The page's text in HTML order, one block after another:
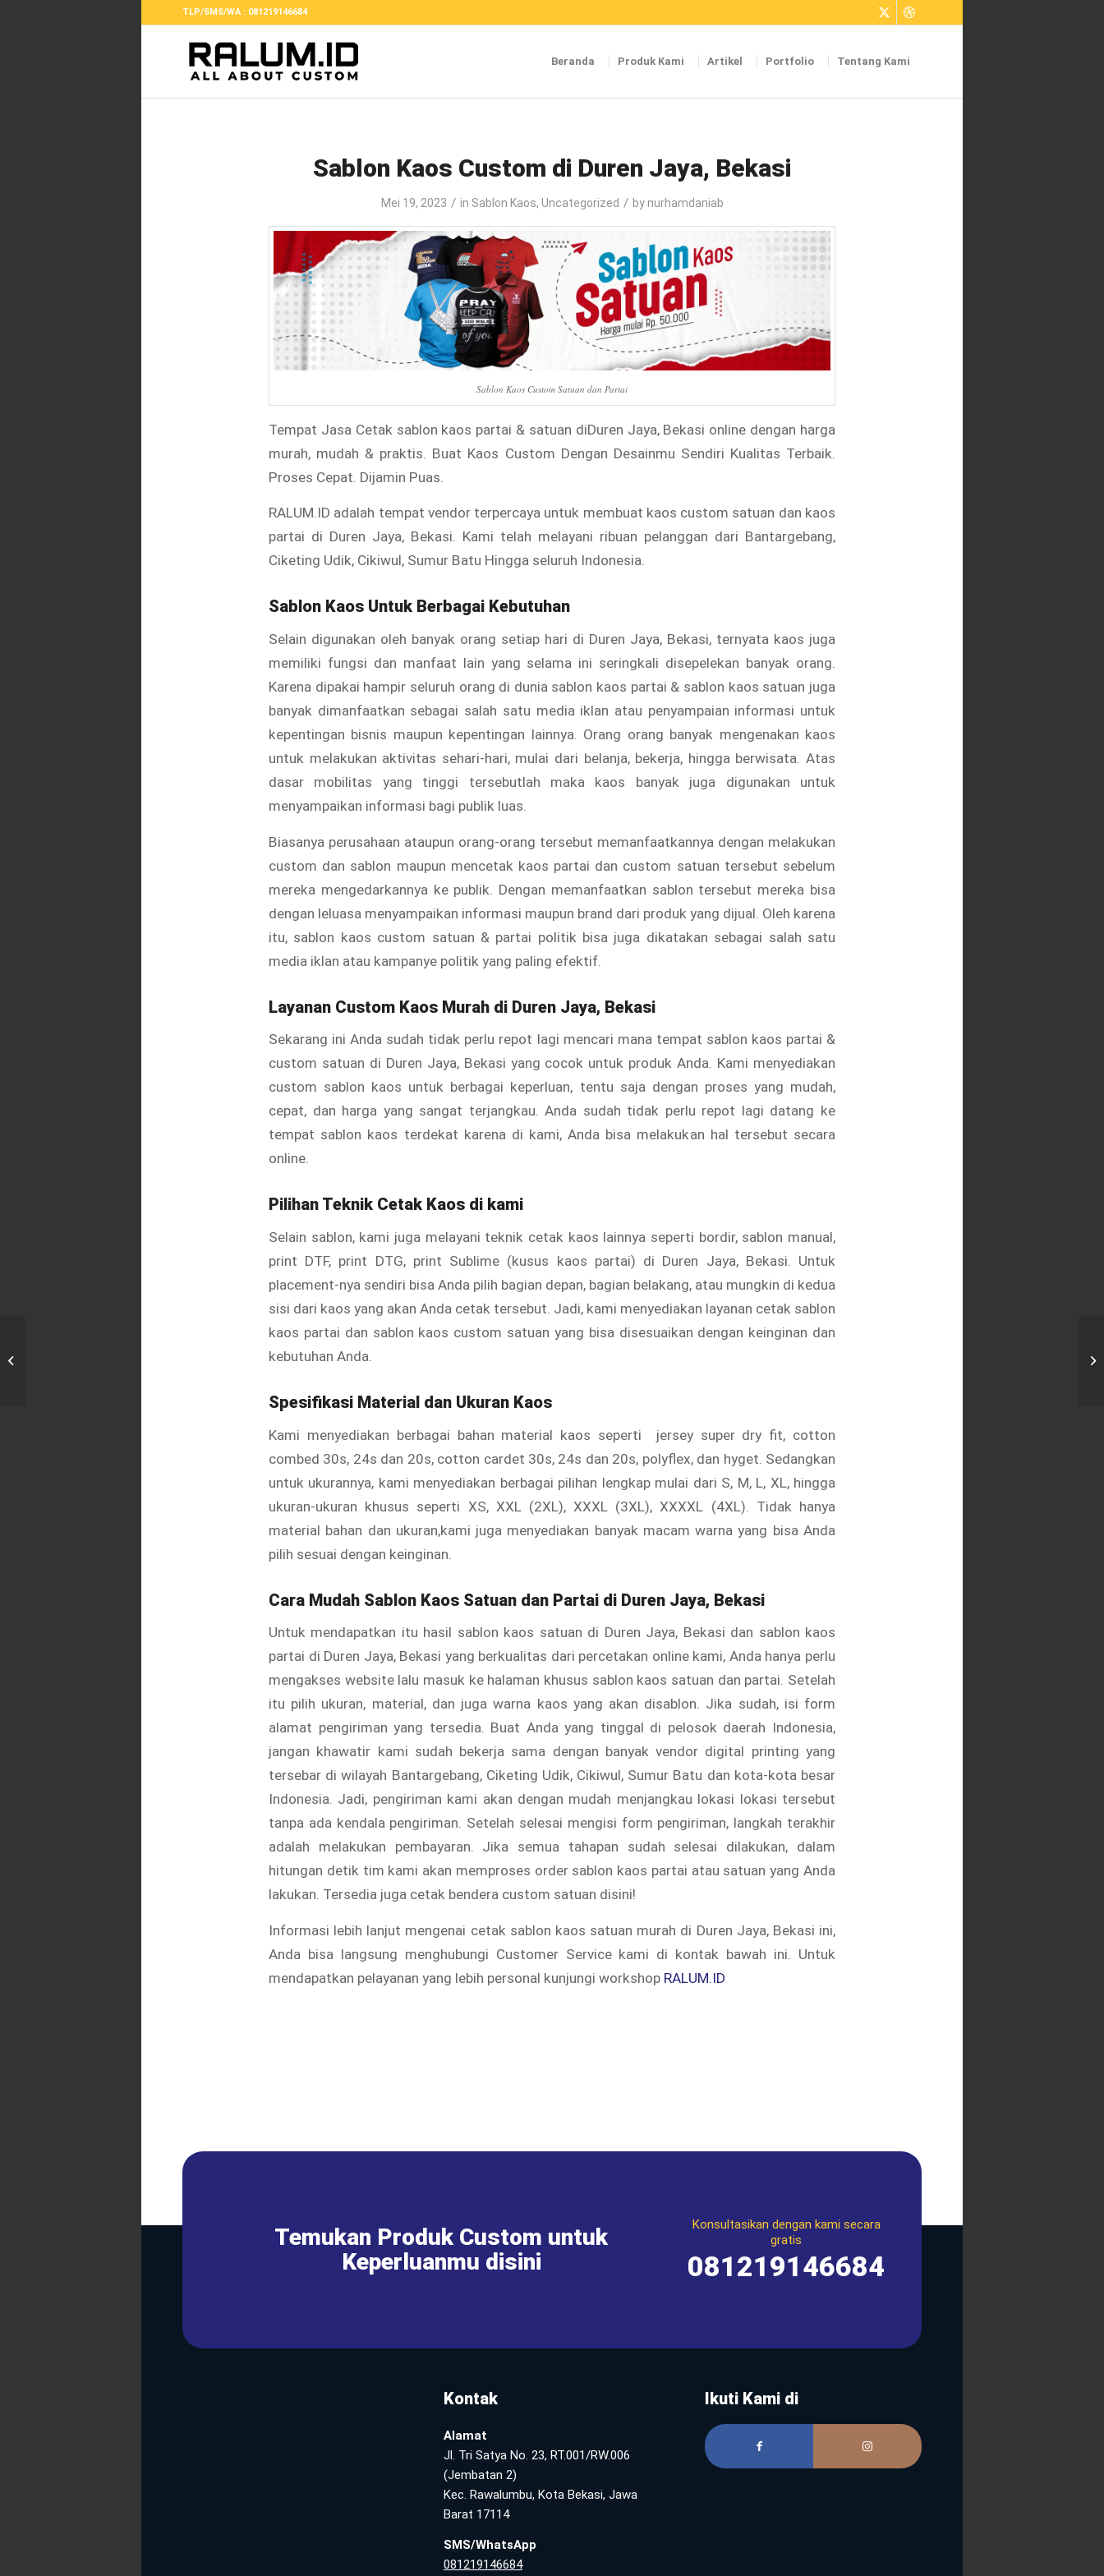
TLP/SMS/WA : 081219146684
Beranda Produk Kami Artikel Portfolio Tentang Kami
Sablon Kaos Custom di Duren Jaya, Bekasi
Mei 19, 2023 / in Sablon Kaos, Uncategorized / bynurhamdaniab
Sablon Kaos Custom Satuan dan Partai
Tempat Jasa Cetak sablon kaos partai & satuan diDuren Jaya, Bekasi online dengan harga
murah, mudah & praktis. Buat Kaos Custom Dengan Desainmu Sendiri Kualitas Terbaik.
Proses Cepat. Dijamin Puas.
RALUM.ID adalah tempat vendor terpercaya untuk membuat kaos custom satuan dan kaos
partai di Duren Jaya, Bekasi. Kami telah melayani ribuan pelanggan dari Bantargebang,
Ciketing Udik, Cikiwul, Sumur Batu Hingga seluruh Indonesia.
Sablon Kaos Untuk Berbagai Kebutuhan
Selain digunakan oleh banyak orang setiap hari di Duren Jaya, Bekasi, ternyata kaos juga
memiliki fungsi dan manfaat lain yang selama ini seringkali disepelekan banyak orang.
Karena dipakai hampir seluruh orang di dunia sablon kaos partai & sablon kaos satuan juga
banyak dimanfaatkan sebagai salah satu media iklan atau penyampaian informasi untuk
kepentingan bisnis maupun kepentingan lainnya. Orang orang banyak mengenakan kaos
untuk melakukan aktivitas sehari-hari, mulai dari belanja, bekerja, hingga berwisata. Atas
dasar mobilitas yang tinggi tersebutlah maka kaos banyak juga digunakan untuk
menyampaikan informasi bagi publik luas.
Biasanya perusahaan ataupun orang-orang tersebut memanfaatkannya dengan melakukan
custom dan sablon maupun mencetak kaos partai dan custom satuan tersebut sebelum
mereka mengedarkannya ke publik. Dengan memanfaatkan sablon tersebut mereka bisa
dengan leluasa menyampaikan informasi maupun brand dari produk yang dijual. Oleh karena
itu, sablon kaos custom satuan & partai politik bisa juga dikatakan sebagai salah satu
media iklan atau kampanye politik yang paling efektif.
Layanan Custom Kaos Murah di Duren Jaya, Bekasi
Sekarang ini Anda sudah tidak perlu repot lagi mencari mana tempat sablon kaos partai &
custom satuan di Duren Jaya, Bekasi yang cocok untuk produk Anda. Kami menyediakan
custom sablon kaos untuk berbagai keperluan, tentu saja dengan proses yang mudah,
cepat, dan harga yang sangat terjangkau. Anda sudah tidak perlu repot lagi datang ke
tempat sablon kaos terdekat karena di kami, Anda bisa melakukan hal tersebut secara
online.
Pilihan Teknik Cetak Kaos di kami
Selain sablon, kami juga melayani teknik cetak kaos lainnya seperti bordir, sablon manual,
print DTF, print DTG, print Sublime (kusus kaos partai) di Duren Jaya, Bekasi. Untuk
placement-nya sendiri bisa Anda pilih bagian depan, bagian belakang, atau mungkin di kedua
sisi dari kaos yang akan Anda cetak tersebut. Jadi, kami menyediakan layanan cetak sablon
kaos partai dan sablon kaos custom satuan yang bisa disesuaikan dengan keinginan dan
kebutuhan Anda.
Spesifikasi Material dan Ukuran Kaos
Kami menyediakan berbagai bahan material kaos seperti jersey super dry fit, cotton
combed 30s, 24s dan 20s, cotton cardet 30s, 24s dan 20s, polyflex, dan hyget. Sedangkan
untuk ukurannya, kami menyediakan berbagai pilihan lengkap mulai dari S, M, L, XL, hingga
ukuran-ukuran khusus seperti XS, XXL (2XL), XXXL (3XL), XXXXL (4XL). Tidak hanya
material bahan dan ukuran,kami juga menyediakan banyak macam warna yang bisa Anda
pilih sesuai dengan keinginan.
Cara Mudah Sablon Kaos Satuan dan Partai di Duren Jaya, Bekasi
Untuk mendapatkan itu hasil sablon kaos satuan di Duren Jaya, Bekasi dan sablon kaos
partai di Duren Jaya, Bekasi yang berkualitas dari percetakan online kami, Anda hanya perlu
mengakses website lalu masuk ke halaman khusus sablon kaos satuan dan partai. Setelah
itu pilih ukuran, material, dan juga warna kaos yang akan disablon. Jika sudah, isi form
alamat pengiriman yang tersedia. Buat Anda yang tinggal di pelosok daerah Indonesia,
jangan khawatir kami sudah bekerja sama dengan banyak vendor digital printing yang
tersebar di wilayah Bantargebang, Ciketing Udik, Cikiwul, Sumur Batu dan kota-kota besar
Indonesia. Jadi, pengiriman kami akan dengan mudah menjangkau lokasi lokasi tersebut
tanpa ada kendala pengiriman. Setelah selesai mengisi form pengiriman, langkah terakhir
adalah melakukan pembayaran. Jika semua tahapan sudah selesai dilakukan, dalam
hitungan detik tim kami akan memproses order sablon kaos partai atau satuan yang Anda
lakukan. Tersedia juga cetak bendera custom satuan disini!
Informasi lebih lanjut mengenai cetak sablon kaos satuan murah di Duren Jaya, Bekasi ini,
Anda bisa langsung menghubungi Customer Service kami di kontak bawah ini. Untuk
mendapatkan pelayanan yang lebih personal kunjungi workshop RALUM.ID
Temukan Produk Custom untuk
Keperluanmu disini
Konsultasikan dengan kami secara
gratis
081219146684
Kontak
Alamat
Jl. Tri Satya No. 23, RT.001/RW.006
(Jembatan 2)
Kec. Rawalumbu, Kota Bekasi, Jawa
Barat 17114
SMS/WhatsApp
081219146684
Ikuti Kami di